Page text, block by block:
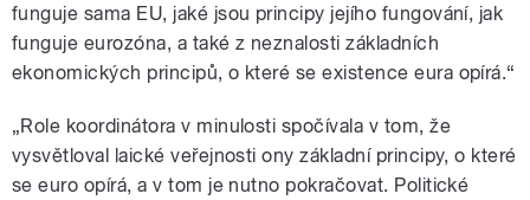
funguje sama EU, jaké jsou principy jejího fungování, jak
funguje eurozóna, a také z neznalosti základních
ekonomických principů, o které se existence eura opírá.“
„Role koordinátora v minulosti spočívala v tom, že
vysvětloval laické veřejnosti ony základní principy, o které
se euro opírá, a v tom je nutno pokračovat. Politické